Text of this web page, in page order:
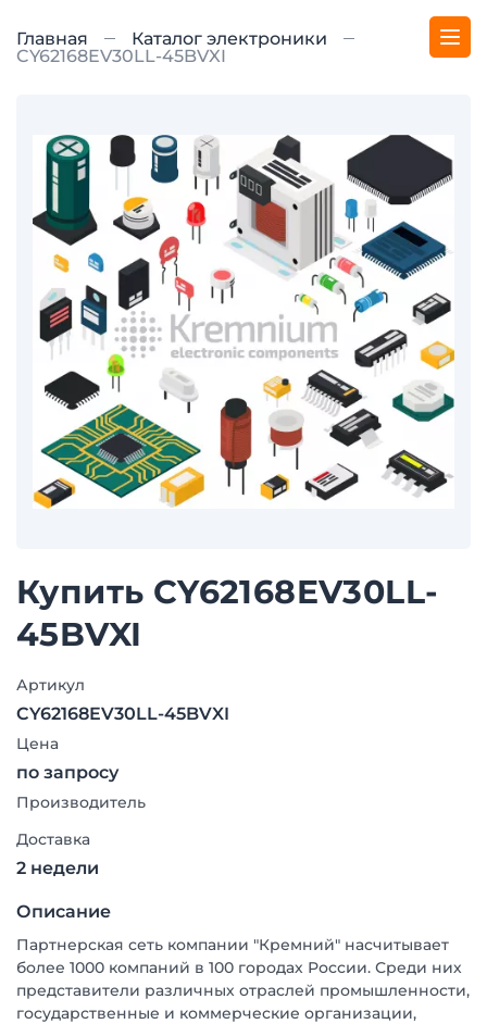
Главная
Каталог электроники
CY62168EV30LL-45BVXI
Купить CY62168EV30LL-
45BVXI
Артикул
CY62168EV30LL-45BVXI
Цена
по запросу
Производитель
Доставка
2 недели
Описание
Партнерская сеть компании "Кремний" насчитывает
более 1000 компаний в 100 городах России. Среди них
представители различных отраслей промышленности,
государственные и коммерческие организации,